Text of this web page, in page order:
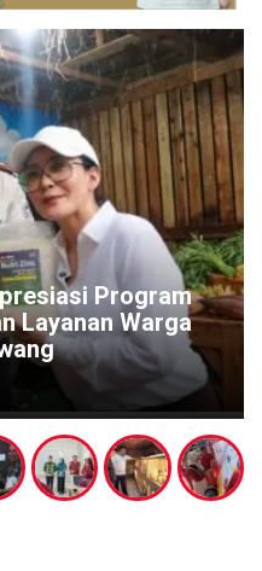
Program
Layanan Warga